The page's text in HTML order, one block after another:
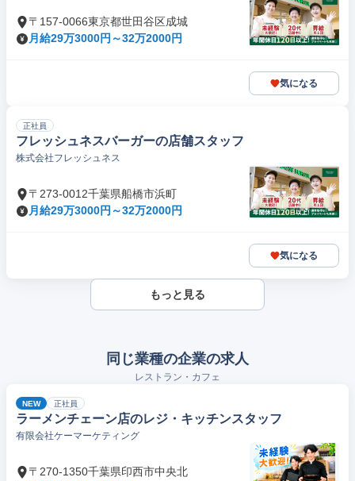
〒157-0066東京都世田谷区成城
月給29万3000円～32万2000円
気になる
正社員
フレッシュネスバーガーの店舗スタッフ
株式会社フレッシュネス
〒273-0012千葉県船橋市浜町
月給29万3000円～32万2000円
気になる
もっと見る
同じ業種の企業の求人
レストラン・カフェ
NEW 正社員
ラーメンチェーン店のレジ・キッチンスタッフ
有限会社ケーマーケティング
〒270-1350千葉県印西市中央北